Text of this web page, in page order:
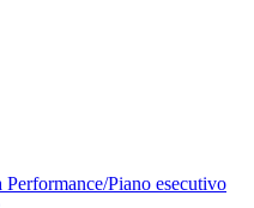
Performance/Piano esecutivo